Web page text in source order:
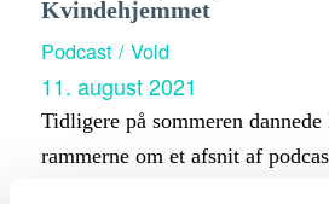
Kvindehjemmet
Podcast / Vold
11. august 2021
Tidligere på sommeren
rammerne om et afsnit af
Det er blevet til en times radio